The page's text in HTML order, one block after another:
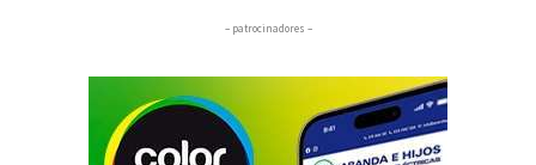
– patrocinadores –